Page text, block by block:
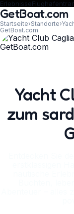
Erlebnisse
GetBoat.com
Startseite›Standorte›
GetBoat.com
Yacht
zum